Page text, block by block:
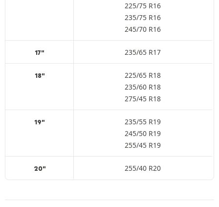
225/75 R16
235/75 R16
245/70 R16
17" 235/65 R17
18"
225/65 R18
235/60 R18
275/45 R18
19"
235/55 R19
245/50 R19
255/45 R19
20" 255/40 R20